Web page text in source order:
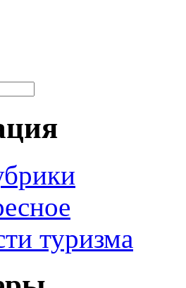
туризма